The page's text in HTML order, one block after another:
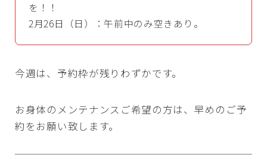
を！！
2月26日（日）：午前中のみ空きあり。
今週は、予約枠が残りわずかです。
お身体のメンテナンスご希望の方は、早めのご予
約をお願い致します。